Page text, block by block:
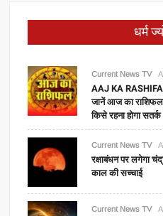
धर्म
Current News TV
AAJ KA
जानें आज का
किसे रहना होगा सतर्क
Current News TV
रक्षाबंधन पर लगेगा
काल की सच्चाई
Current News TV